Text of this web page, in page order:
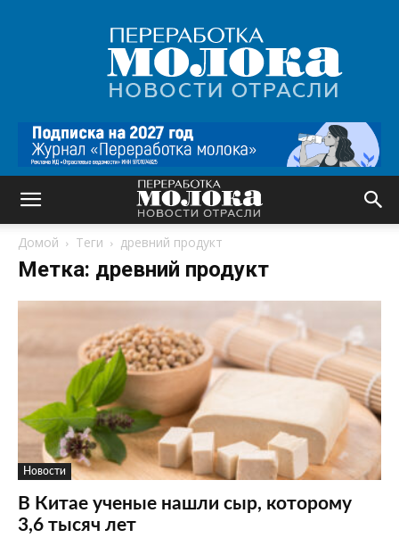
Переработка
молока
|
Новости
Домой Теги древний продукт
Метка: древний продукт
Новости
В Китае ученые нашли сыр, которому
3,6 тысяч лет